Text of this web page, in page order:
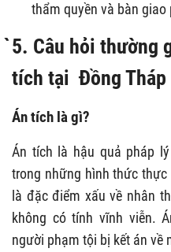
thẩm quyền và bàn
̀5. Câu hỏi thường
tích tại Đồng Tháp
Án tích là gì?
Án tích là hậu quả pháp
trong những hình thức
là đặc điểm xấu về nhân
không có tính vĩnh viễn.
người phạm tội bị kết án về